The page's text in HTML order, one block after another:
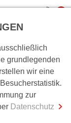
0,00 €
Zur Kasse
der Zeit ist
Anzahl
zu unseren
grundlegenden
wir eine
zur
Datenschutz